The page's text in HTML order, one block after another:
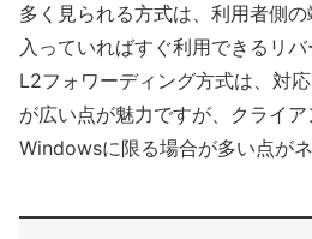
多く見られる方式は、利用者側
入っていればすぐ利用できるリバ
L2フォワーディング方式は、対
が広い点が魅力ですが、クライ
Windowsに限る場合が多い点がネ